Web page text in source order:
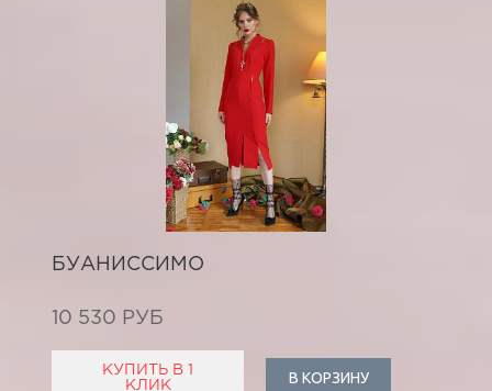
БУАНИССИМО
10 530 РУБ
КУПИТЬ В 1
КЛИК
В КОРЗИНУ